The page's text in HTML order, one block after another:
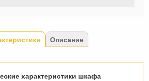
(активная
вкладка)
Описание
характеристики шкафа